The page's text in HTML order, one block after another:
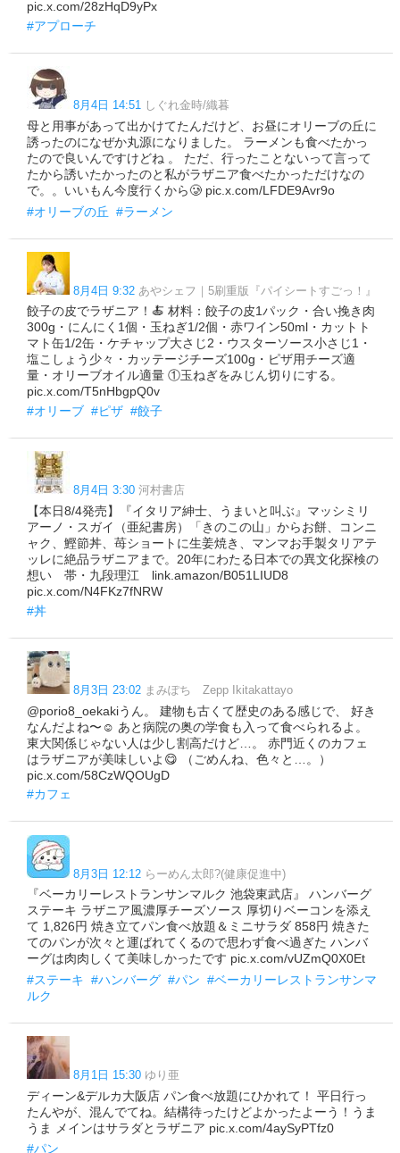
pic.x.com/28zHqD9yPx
#アプローチ
8月4日 14:51 しぐれ金時/織暮
母と用事があって出かけてたんだけど、お昼にオリーブの丘に
誘ったのになぜか丸源になりました。 ラーメンも食べたかっ
たので良いんですけどね 。 ただ、行ったことないって言って
たから誘いたかったのと私がラザニア食べたかっただけなの
で。。いいもん今度行くから🥲 pic.x.com/LFDE9Avr9o
#オリーブの丘 #ラーメン
8月4日 9:32 あやシェフ｜5刷重版『パイシートすごっ！』
餃子の皮でラザニア！🍝 材料：餃子の皮1パック・合い挽き肉
300g・にんにく1個・玉ねぎ1/2個・赤ワイン50ml・カットト
マト缶1/2缶・ケチャップ大さじ2・ウスターソース小さじ1・
塩こしょう少々・カッテージチーズ100g・ピザ用チーズ適
量・オリーブオイル適量 ①玉ねぎをみじん切りにする。
pic.x.com/T5nHbgpQ0v
#オリーブ #ピザ #餃子
8月4日 3:30 河村書店
【本日8/4発売】『イタリア紳士、うまいと叫ぶ』マッシミリ
アーノ・スガイ（亜紀書房）「きのこの山」からお餅、コンニ
ャク、鰹節丼、苺ショートに生姜焼き、マンマお手製タリアテ
ッレに絶品ラザニアまで。20年にわたる日本での異文化探検の
想い 帯・九段理江 link.amazon/B051LIUD8
pic.x.com/N4FKz7fNRW
#丼
8月3日 23:02 まみぽち Zepp Ikitakattayo
@porio8_oekakiうん。 建物も古くて歴史のある感じで、 好き
なんだよね〜☺️ あと病院の奥の学食も入って食べられるよ。
東大関係じゃない人は少し割高だけど…。 赤門近くのカフェ
はラザニアが美味しいよ😋 （ごめんね、色々と…。）
pic.x.com/58CzWQOUgD
#カフェ
8月3日 12:12 らーめん太郎?(健康促進中)
『ベーカリーレストランサンマルク 池袋東武店』 ハンバーグ
ステーキ ラザニア風濃厚チーズソース 厚切りベーコンを添え
て 1,826円 焼き立てパン食べ放題＆ミニサラダ 858円 焼きた
てのパンが次々と運ばれてくるので思わず食べ過ぎた ハンバ
ーグは肉肉しくて美味しかったです pic.x.com/vUZmQ0X0Et
#ステーキ #ハンバーグ #パン #ベーカリーレストランサンマ
ルク
8月1日 15:30 ゆり亜
ディーン&デルカ大阪店 パン食べ放題にひかれて！ 平日行っ
たんやが、混んでてね。結構待ったけどよかったよーう！うま
うま メインはサラダとラザニア pic.x.com/4aySyPTfz0
#パン